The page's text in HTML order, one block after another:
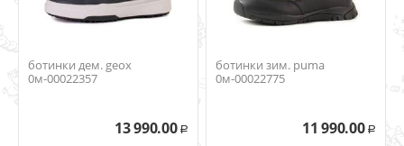
ботинки дем. geox
0м-00022357
13 990.00 Р
ботинки зим. puma
0м-00022775
11 990.00 Р